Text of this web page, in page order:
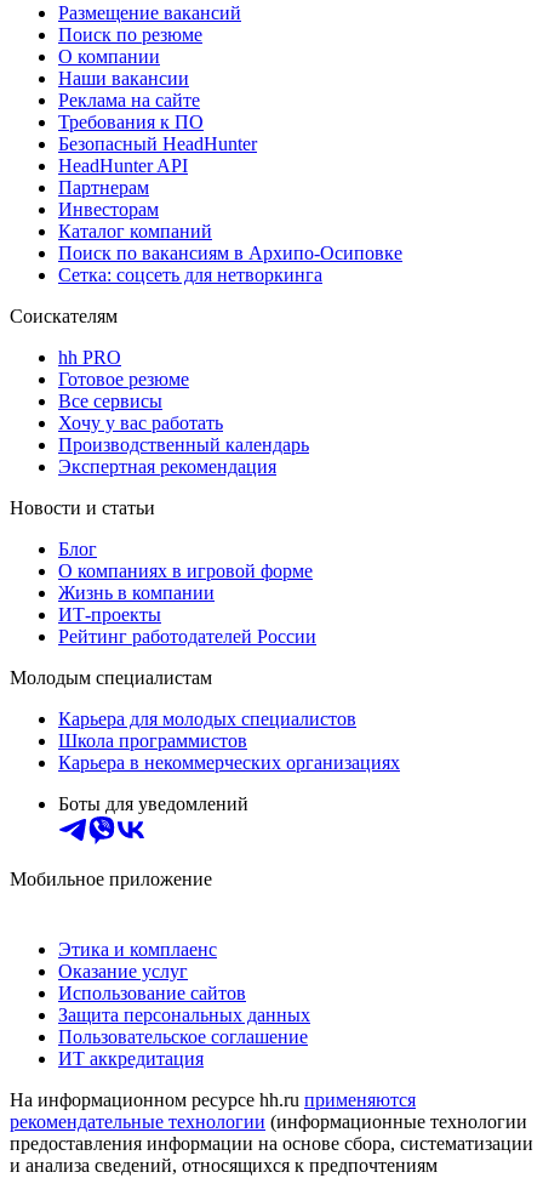
Размещение вакансий
Поиск по резюме
О компании
Наши вакансии
Реклама на сайте
Требования к ПО
Безопасный HeadHunter
HeadHunter API
Партнерам
Инвесторам
Каталог компаний
Поиск по вакансиям в Архипо-Осиповке
Сетка: соцсеть для нетворкинга
Соискателям
hh PRO
Готовое резюме
Все сервисы
Хочу у вас работать
Производственный календарь
Экспертная рекомендация
Новости и статьи
Блог
О компаниях в игровой форме
Жизнь в компании
ИТ-проекты
Рейтинг работодателей России
Молодым специалистам
Карьера для молодых специалистов
Школа программистов
Карьера в некоммерческих организациях
Боты для уведомлений
Мобильное приложение
Этика и комплаенс
Оказание услуг
Использование сайтов
Защита персональных данных
Пользовательское соглашение
ИТ аккредитация
На информационном ресурсе hh.ru применяются
рекомендательные технологии (информационные технологии
предоставления информации на основе сбора, систематизации
и анализа сведений, относящихся к предпочтениям